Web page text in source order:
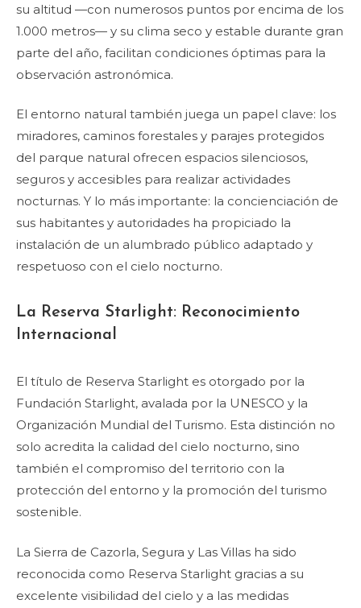
su altitud —con numerosos puntos por encima de los
1.000 metros— y su clima seco y estable durante gran
parte del año, facilitan condiciones óptimas para la
observación astronómica.
El entorno natural también juega un papel clave: los
miradores, caminos forestales y parajes protegidos
del parque natural ofrecen espacios silenciosos,
seguros y accesibles para realizar actividades
nocturnas. Y lo más importante: la concienciación de
sus habitantes y autoridades ha propiciado la
instalación de un alumbrado público adaptado y
respetuoso con el cielo nocturno.
La Reserva Starlight: Reconocimiento
Internacional
El título de Reserva Starlight es otorgado por la
Fundación Starlight, avalada por la UNESCO y la
Organización Mundial del Turismo. Esta distinción no
solo acredita la calidad del cielo nocturno, sino
también el compromiso del territorio con la
protección del entorno y la promoción del turismo
sostenible.
La Sierra de Cazorla, Segura y Las Villas ha sido
reconocida como Reserva Starlight gracias a su
excelente visibilidad del cielo y a las medidas